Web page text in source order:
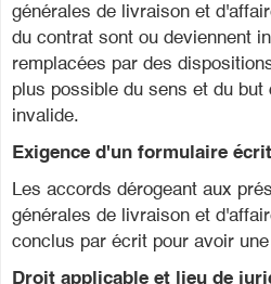
générales de livraison et
du contrat sont ou deviennent
remplacées par des
plus possible du sens et du but
invalide.
Exigence d'un formulaire écrit
Les accords dérogeant aux
générales de livraison et
conclus par écrit pour avoir
Droit applicable et lieu de